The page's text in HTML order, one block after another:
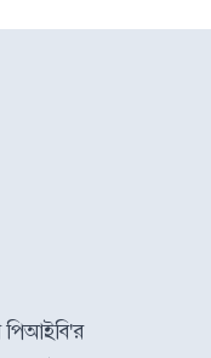
পিআইবি'র